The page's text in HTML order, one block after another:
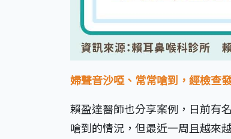
婦聲音沙啞、常常嗆到，經檢查
賴盈達醫師也分享案例，日前有
嗆到的情況，但最近一周且越來